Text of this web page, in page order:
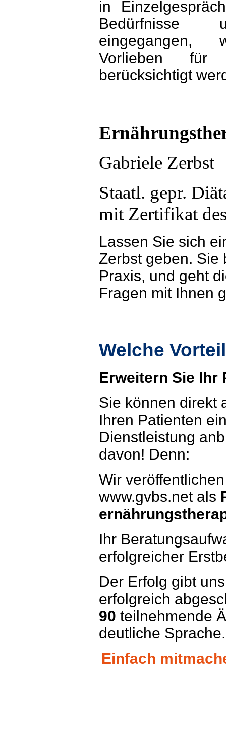
in
Bedürfnisse
eingegangen,
Vorlieben für
berücksichtigt
Gabriele Zerbst
Staatl. gepr.
mit Zertifikat
Lassen Sie sich
Zerbst geben. Sie
Praxis, und geht
Fragen mit Ihnen
Welche
Erweitern Sie
Sie können direkt
Ihren Patienten
Dienstleistung
davon! Denn:
Wir
www.gvbs.net als
Ihr
erfolgreicher
Der Erfolg gibt
erfolgreich
90 teilnehmende
deutliche Sprache.
Einfach